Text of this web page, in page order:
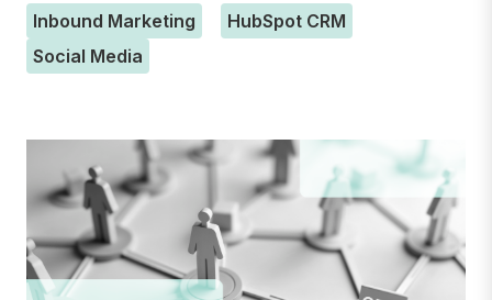
Inbound Marketing
HubSpot CRM
Social Media